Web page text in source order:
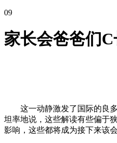
09
家长会爸爸们
这一动静激发了国际的良多
坦率地说，这些解读有些偏于
影响，这些都将成为接下来该